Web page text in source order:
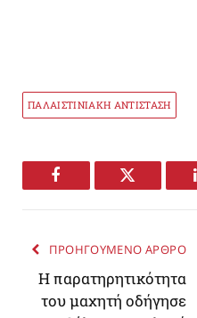
ΠΑΛΑΙΣΤΙΝΙΑΚΗ ΑΝΤΙΣΤΑΣΗ
Facebook Twitter
ΠΡΟΗΓΟΥΜΕΝΟ ΑΡΘΡΟ
Η παρατηρητικότητα
του μαχητή οδήγησε